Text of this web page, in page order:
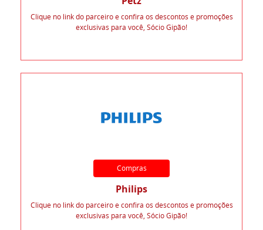
Clique no link do parceiro e confira os descontos e promoções
exclusivas para você, Sócio Gipão!
Compras
Philips
Clique no link do parceiro e confira os descontos e promoções
exclusivas para você, Sócio Gipão!